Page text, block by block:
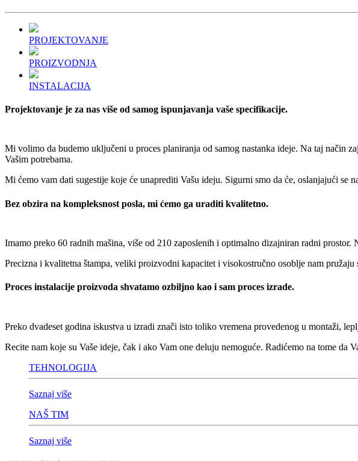
PROJEKTOVANJE
PROIZVODNJA
INSTALACIJA
Projektovanje je za nas više od samog ispunjavanja vaše specifikacije.
Mi volimo da budemo uključeni u proces planiranja od samog nastanka ideje. Na taj način
Vašim potrebama.
Mi ćemo vam dati sugestije koje će unaprediti Vašu ideju. Sigurni smo da će, oslanjajući se
Bez obzira na kompleksnost posla, mi ćemo ga uraditi kvalitetno.
Imamo preko 60 radnih mašina, više od 210 zaposlenih i optimalno dizajniran radni
Precizna i kvalitetna štampa, veliki proizvodni kapacitet i visokostručno osoblje nam
Proces instalacije proizvoda shvatamo ozbiljno kao i sam proces izrade.
Preko dvadeset godina iskustva u izradi znači isto toliko vremena provedenog u montaži,
Recite nam koje su Vaše ideje, čak i ako Vam one deluju nemoguće. Radićemo na tome
TEHNOLOGIJA
Saznaj više
NAŠ TIM
Saznaj više